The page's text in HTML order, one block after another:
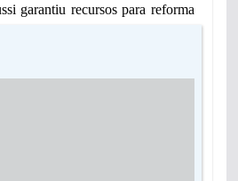
garantiu recursos para reforma
e creches. Também beneficiou
além de apoiar a luta dos
condições de trabalho e
é um setor prioritário da ação
base para o desenvolvimenrto